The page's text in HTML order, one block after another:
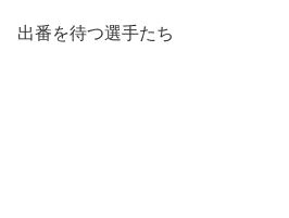
出番を待つ選手たち